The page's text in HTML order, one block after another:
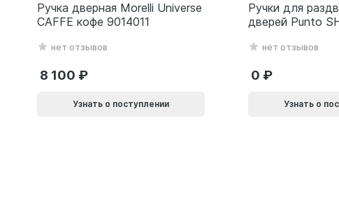
Ручка дверная Morelli Universe
CAFFE кофе 9014011
нет отзывов
8 100
Узнать о поступлении
Ручки для
дверей Punto
черный 61869
нет отзывов
0
Узнать о